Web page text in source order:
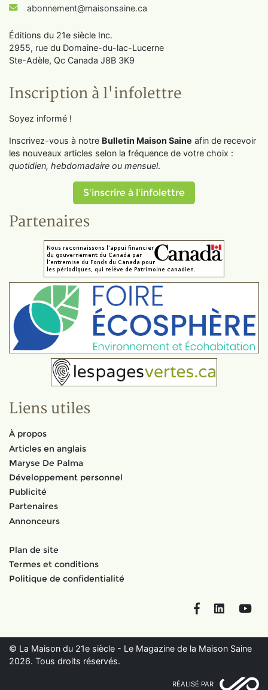
abonnement@maisonsaine.ca
Éditions du 21e siècle Inc.
2955, rue du Domaine-du-lac-Lucerne
Ste-Adèle, Qc Canada J8B 3K9
Inscription à l'infolettre
Soyez informé !
Inscrivez-vous à notre Bulletin Maison Saine afin de recevoir
les nouveaux articles selon la fréquence de votre choix :
quotidien, hebdomadaire ou mensuel.
S'inscrire à l'infolettre
Partenaires
Liens utiles
À propos
Articles en anglais
Maryse De Palma
Développement personnel
Publicité
Partenaires
Annonceurs
Plan de site
Termes et conditions
Politique de confidentialité
FacebookLinkedIn
© La Maison du 21e siècle - Le Magazine de la Maison Saine
2026. Tous droits réservés.
RÉALISÉ PAR